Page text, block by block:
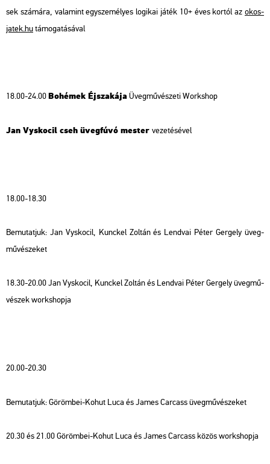
sek szá­má­ra, va­la­mint egy­sze­mé­lyes lo­gi­kai játék 10+ éves kor­tól az okos­
ja­tek.hutá­mo­ga­tá­sá­val
18.00-24.00Bo­hé­mek Éj­sza­ká­jaÜveg­mű­vé­sze­ti Work­shop
Jan Vys­ko­cil cseh üveg­fú­vó mes­ter ve­ze­té­sé­vel
18.00-18.30
Be­mu­tat­juk: Jan Vys­ko­cil, Kunc­kel Zol­tán és Lend­vai Péter Ger­gely üveg­
mű­vé­sze­ket
18.30-20.00 Jan Vys­ko­cil, Kunc­kel Zol­tán és Lend­vai Péter Ger­gely üveg­mű­
vé­szek work­shop­ja
20.00-20.30
Be­mu­tat­juk: Gö­röm­bei-Kohut Luca és James Car­c­ass üveg­mű­vé­sze­ket
20.30 és 21.00 Gö­röm­bei-Kohut Luca és James Car­c­ass közös work­shop­ja